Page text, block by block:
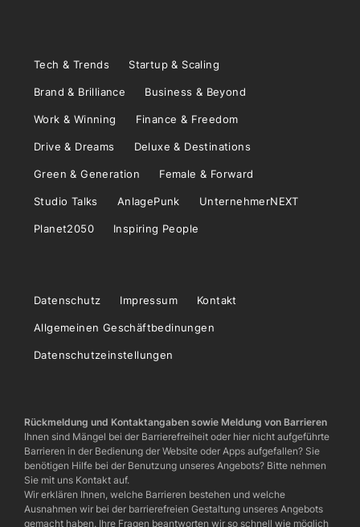
Tech & Trends Startup & Scaling
Brand & Brilliance Business & Beyond
Work & Winning Finance & Freedom
Drive & Dreams Deluxe & Destinations
Green & Generation Female & Forward
Studio Talks AnlagePunk UnternehmerNEXT
Planet2050 Inspiring People
Datenschutz Impressum Kontakt
Allgemeinen Geschäftbedinungen
Datenschutzeinstellungen
Rückmeldung und Kontaktangaben sowie Meldung von Barrieren
Ihnen sind Mängel bei der Barrierefreiheit oder hier nicht aufgeführte
Barrieren in der Bedienung der Website oder Apps aufgefallen? Sie
benötigen Hilfe bei der Benutzung unseres Angebots? Bitte nehmen
Sie mit uns Kontakt auf.
Wir erklären Ihnen, welche Barrieren bestehen und welche
Ausnahmen wir bei der barrierefreien Gestaltung unseres Angebots
gemacht haben. Ihre Fragen beantworten wir so schnell wie möglich